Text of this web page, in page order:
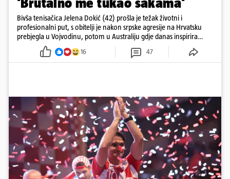
Bivša tenisačica Jelena Dokić (42) prošla je težak životni i
profesionalni put, s obitelji je nakon srpske agresije na Hrvatsku
prebjegla u Vojvodinu, potom u Australiju gdje danas inspirira
16 47